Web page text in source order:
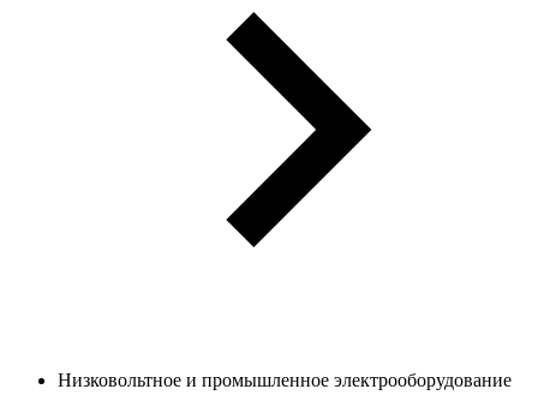
Низковольтное и промышленное электрооборудование